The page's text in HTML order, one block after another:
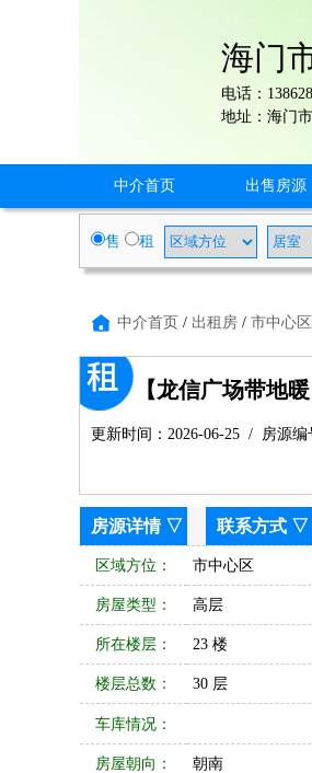
海门
电话：
地址：海门
中介首页 出售房源
售 租
中介首页 / 出租房 / 市中心区
【龙信广场带地暖
更新时间：2026-06-25 / 房源编
房源详情▽ 联系方式 ▽
区域方位： 市中心区
房屋类型： 高层
所在楼层： 23 楼
楼层总数： 30 层
车库情况：
房屋朝向： 朝南